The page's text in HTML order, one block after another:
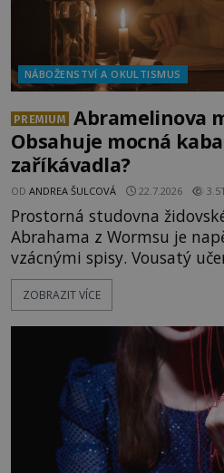
NÁBOŽENSTVÍ A OKULTISMUS
PREMIUM
Abramelinova
Obsahuje mocná
zaříkávadla?
OD ANDREA ŠULCOVÁ 22.7.2026
Prostorná studovna
Abrahama z Wormsu je
vzácnými spisy. Vousatý
před sebou má rozložený
magických textů. Jde o Abramelinův grimoár, který
kouzla, jak si někteří myslí,
pověru? Už šest měsíců
ZOBRAZIT VÍCE